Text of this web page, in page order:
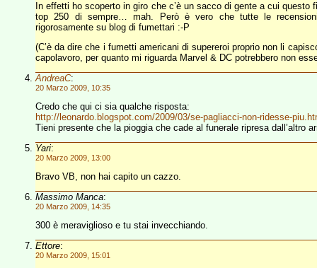
In effetti ho scoperto in giro che c’è un sacco di gente a cui
top 250 di sempre… mah. Però è vero che tutte le
rigorosamente su blog di fumettari :-P
(C’è da dire che i fumetti americani di supereroi proprio non li
capolavoro, per quanto mi riguarda Marvel & DC potrebbero non
AndreaC:
20 Marzo 2009, 10:35
Credo che qui ci sia qualche risposta:
http://leonardo.blogspot.com/2009/03/se-pagliacci-non-ridesse-
Tieni presente che la pioggia che cade al funerale ripresa dall’altro
Yari:
20 Marzo 2009, 13:00
Bravo VB, non hai capito un cazzo.
Massimo Manca:
20 Marzo 2009, 14:35
300 è meraviglioso e tu stai invecchiando.
Ettore:
20 Marzo 2009, 15:01